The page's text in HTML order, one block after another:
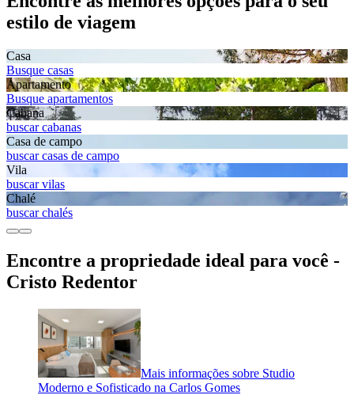
estilo de viagem
Casa
Busque casas
Apartamento
Busque apartamentos
Cabana
buscar cabanas
Casa de campo
buscar casas de campo
Vila
buscar vilas
Chalé
buscar chalés
Encontre a propriedade ideal para você -
Cristo Redentor
Mais informações sobre Studio
Moderno e Sofisticado na Carlos Gomes